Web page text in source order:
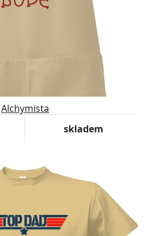
Alchymista
skladem